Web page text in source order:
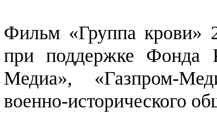
Фильм «Группа крови»
при поддержке Фонда
Медиа», «Газпром-
военно-исторического